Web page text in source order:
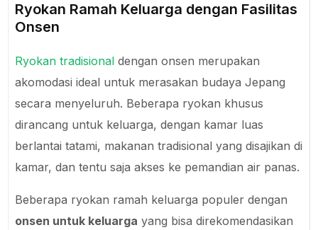
Ryokan Ramah Keluarga dengan Fasilitas
Onsen
Ryokan tradisional dengan onsen merupakan
akomodasi ideal untuk merasakan budaya Jepang
secara menyeluruh. Beberapa ryokan khusus
dirancang untuk keluarga, dengan kamar luas
berlantai tatami, makanan tradisional yang disajikan di
kamar, dan tentu saja akses ke pemandian air panas.
Beberapa ryokan ramah keluarga populer dengan
onsen untuk keluarga yang bisa direkomendasikan